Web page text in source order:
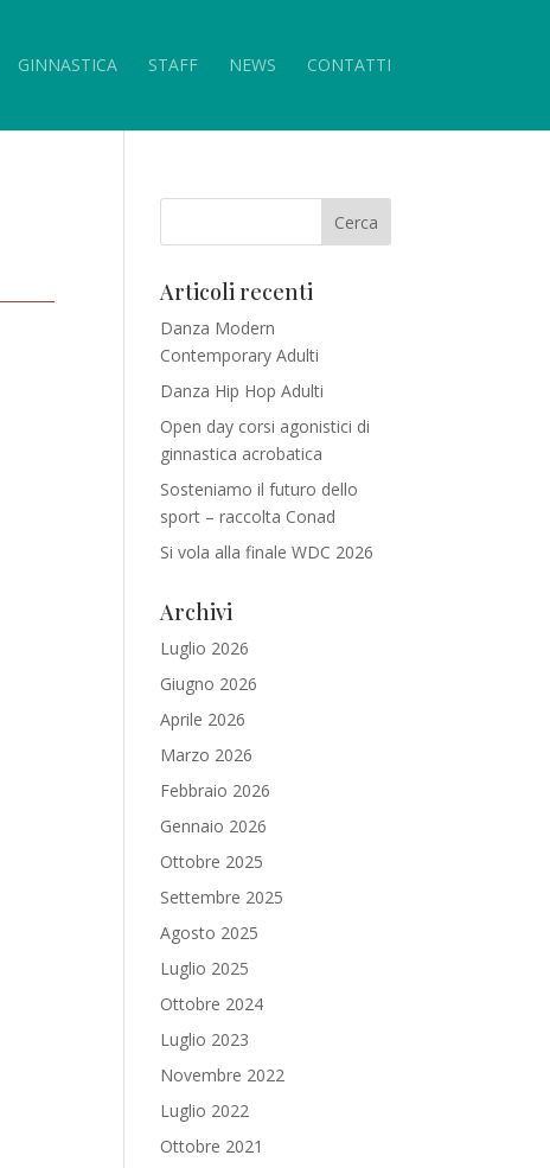
GINNASTICA STAFF NEWS CONTATTI
Articoli recenti
Danza Modern
Contemporary Adulti
Danza Hip Hop Adulti
Open day corsi agonistici di
ginnastica acrobatica
Sosteniamo il futuro dello
sport – raccolta Conad
Si vola alla finale WDC 2026
Archivi
Luglio 2026
Giugno 2026
Aprile 2026
Marzo 2026
Febbraio 2026
Gennaio 2026
Ottobre 2025
Settembre 2025
Agosto 2025
Luglio 2025
Ottobre 2024
Luglio 2023
Novembre 2022
Luglio 2022
Ottobre 2021